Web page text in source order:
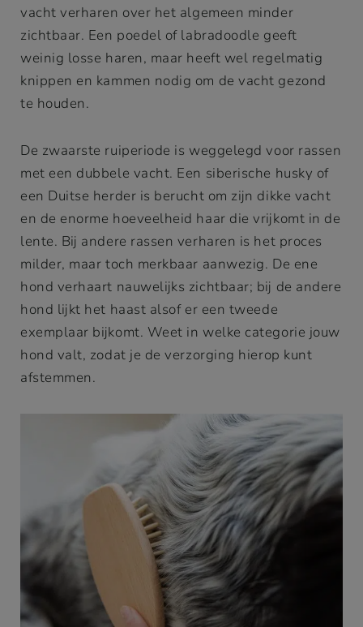
vacht verharen over het algemeen minder
zichtbaar. Een poedel of labradoodle geeft
weinig losse haren, maar heeft wel regelmatig
knippen en kammen nodig om de vacht gezond
te houden.
De zwaarste ruiperiode is weggelegd voor rassen
met een dubbele vacht. Een siberische husky of
een Duitse herder is berucht om zijn dikke vacht
en de enorme hoeveelheid haar die vrijkomt in de
lente. Bij andere rassen verharen is het proces
milder, maar toch merkbaar aanwezig. De ene
hond verhaart nauwelijks zichtbaar; bij de andere
hond lijkt het haast alsof er een tweede
exemplaar bijkomt. Weet in welke categorie jouw
hond valt, zodat je de verzorging hierop kunt
afstemmen.